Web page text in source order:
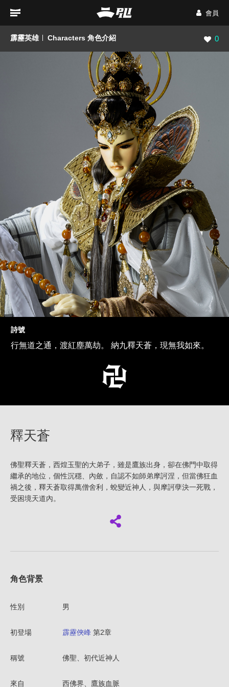
會員
霹靂英雄 Characters 角色介紹 瀏覽
0
詩號
行無道之通，渡紅塵萬劫。 納九釋天蒼，現無我如來。
釋天蒼
佛聖釋天蒼，西煌玉聖的大弟子，雖是鷹族出身，卻在佛門中取得
繼承的地位，個性沉穩、內斂，自認不如師弟摩訶涅，但當佛狂血
禍之後，釋天蒼取得萬僧舍利，蛻變近神人，與摩訶孽決一死戰，
受困境天道內。
角色背景
性別 男
初登場 霹靂俠峰 第2章
稱號 佛聖、初代近神人
來自 西佛界、鷹族血脈